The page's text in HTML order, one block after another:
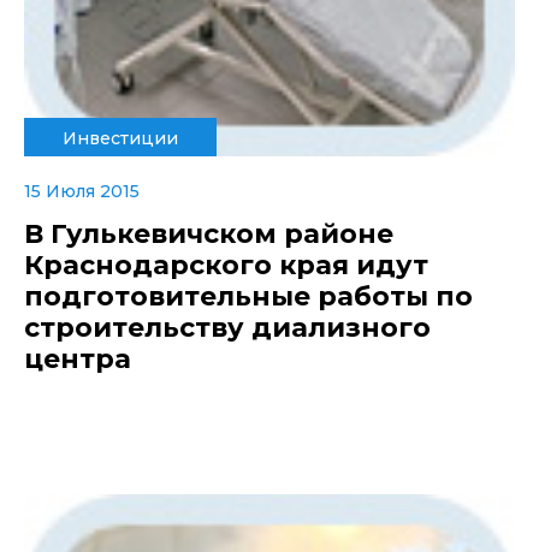
Инвестиции
15 Июля 2015
В Гулькевичском районе
Краснодарского края идут
подготовительные работы по
строительству диализного
центра